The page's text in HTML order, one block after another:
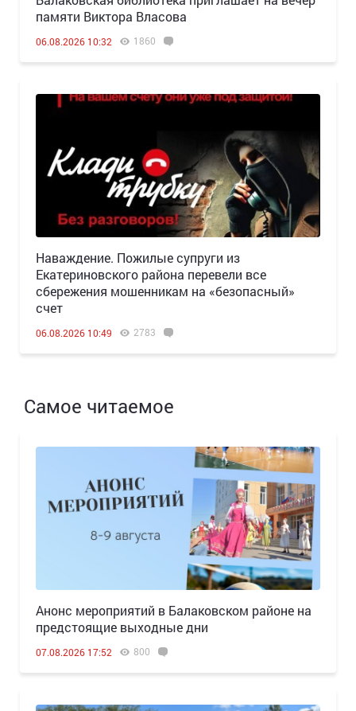
памяти Виктора Власова
06.08.2026 10:32 1860
Наваждение. Пожилые супруги из
Екатериновского района перевели все
сбережения мошенникам на «безопасный»
счет
06.08.2026 10:49 2783
Самое читаемое
Анонс мероприятий в Балаковском районе на
предстоящие выходные дни
07.08.2026 17:52 800